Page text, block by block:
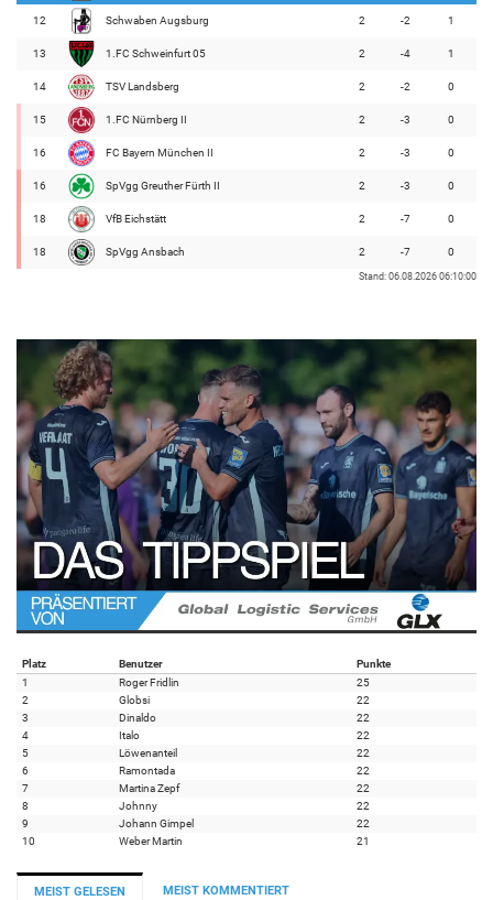
12 Schwaben Augsburg 2 -2 1
13 1.FC Schweinfurt 05 2 -4 1
14 TSV Landsberg 2 -2 0
15 1.FC Nürnberg II 2 -3 0
16 FC Bayern München II 2 -3 0
16 SpVgg Greuther Fürth II 2 -3 0
18 VfB Eichstätt 2 -7 0
18 SpVgg Ansbach 2 -7 0
Stand: 06.08.2026 06:10:00
Platz Benutzer
Punkte
1
Roger Fridlin
25
2
Globsi
22
3
Dinaldo
22
4
Italo
22
5
Löwenanteil
22
6
Ramontada
22
7
Martina Zepf
22
8
Johnny
22
9
Johann Gimpel
22
10
Weber Martin 21
MEIST GELESEN MEIST KOMMENTIERT